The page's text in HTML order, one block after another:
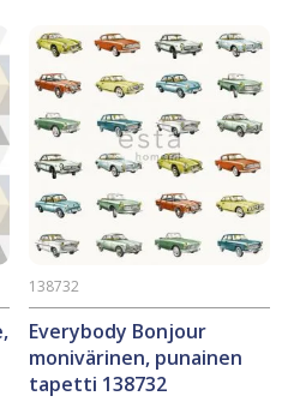
Everybody Bonjour
monivärinen, punainen
tapetti 138732
138732